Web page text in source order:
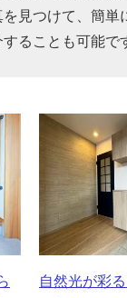
見つけて、簡単
ることも可能で
自然光が彩